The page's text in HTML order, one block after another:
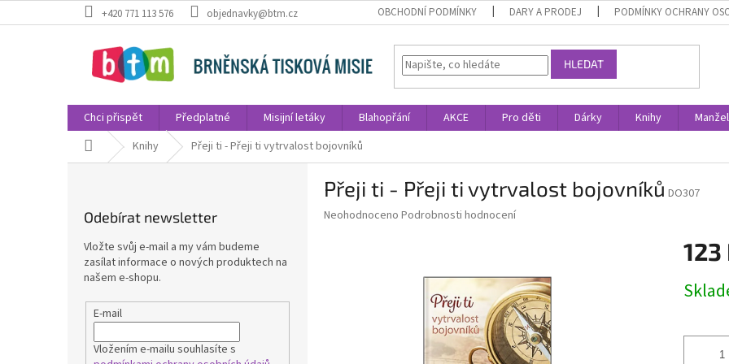
na
+420 771 113 576 objednavky@btm.cz OBCHODNÍ PODMÍNKY DARY A PRODEJ PODMÍNKY OCHRANY
HLEDAT
Chci přispět Předplatné Misijní letáky Blahopřání AKCE Pro děti Dárky Knihy
Domů Knihy Přeji ti - Přeji ti vytrvalost bojovníků
Odebírat newsletter
Vložte svůj e-mail a my vám budeme
zasílat informace o nových produktech na
našem e-shopu.
E-mail
Vložením e-mailu souhlasíte s
Přeji ti - Přeji ti vytrvalost bojovníků DO307
Průměrné
Neohodnoceno Podrobnosti hodnocení
123
cena: